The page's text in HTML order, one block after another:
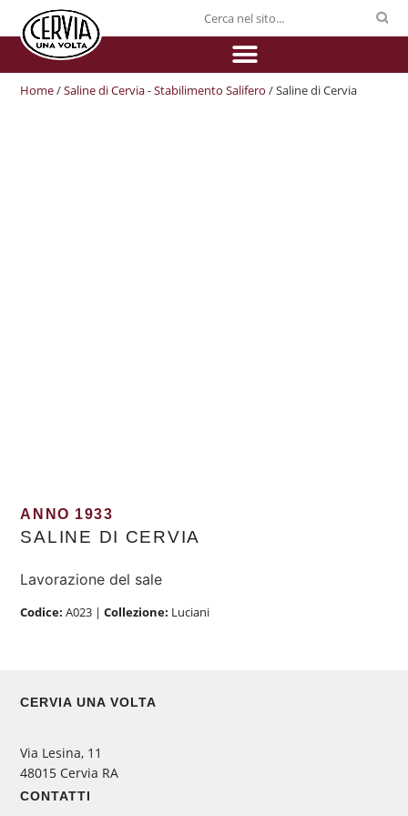
Home/Saline di Cervia - Stabilimento Salifero / Saline di Cervia
ANNO 1933
SALINE DI CERVIA
Lavorazione del sale
Codice:A023 |Collezione: Luciani
CERVIA UNA VOLTA
Via Lesina, 11
48015 Cervia RA
CONTATTI